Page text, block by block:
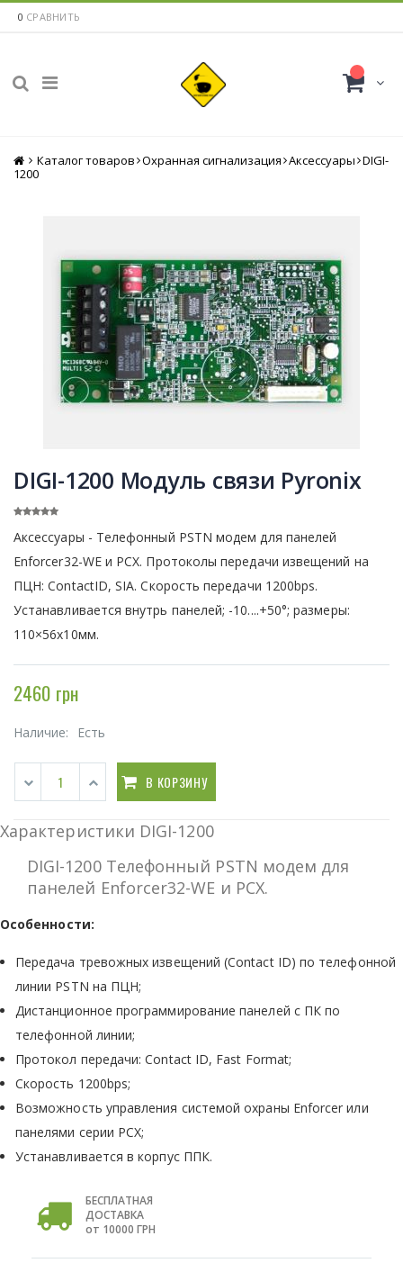
0 СРАВНИТЬ
Главная
Каталог товаров Охранная сигнализация Аксессуары DIGI-
1200
DIGI-1200 Модуль связи Pyronix
Аксессуары - Телефонный PSTN модем для панелей
Enforcer32-WE и PCX. Протоколы передачи извещений на
ПЦН: ContactID, SIA. Скорость передачи 1200bps.
Устанавливается внутрь панелей; -10....+50°; размеры:
110×56x10мм.
2460 грн
Наличие: Есть
В КОРЗИНУ
Характеристики DIGI-1200
DIGI-1200 Телефонный PSTN модем для
панелей Enforcer32-WE и PCX.
Особенности:
Передача тревожных извещений (Contact ID) по телефонной
линии PSTN на ПЦН;
Дистанционное программирование панелей с ПК по
телефонной линии;
Протокол передачи: Contact ID, Fast Format;
Скорость 1200bps;
Возможность управления системой охраны Enforcer или
панелями серии PCX;
Устанавливается в корпус ППК.
БЕСПЛАТНАЯ
ДОСТАВКА
от 10000 ГРН